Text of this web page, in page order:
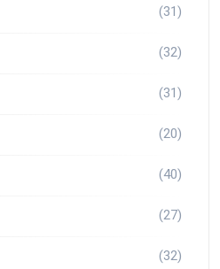
(31)
(32)
(31)
(20)
(40)
(27)
(32)